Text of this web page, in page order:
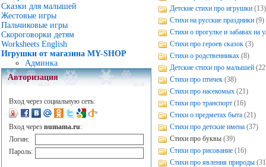
Сказки для малышей
Жестовые игры
Пальчиковые игры
Скороговорки детям
Worksheets English
Игрушки от магазина MY-SHOP
Админка
Авторизация
Вход через социальную сеть:
Вход через numama.ru:
Логин:
Пароль:
Детские стихи про игрушки (13)
Стихи на русские праздники (9)
Стихи о прогулке и забавах на
Стихи про героев сказок (3)
Стихи о родственниках (8)
Детские стихи про малышей
Стихи про птичек (38)
Стихи про насекомых (21)
Стихи про транспорт (16)
Стихи о предметах быта (21)
Стихи про детские имена (37)
Стихи про буквы (39)
Стихи про рисование (16)
Стихи про явления природы